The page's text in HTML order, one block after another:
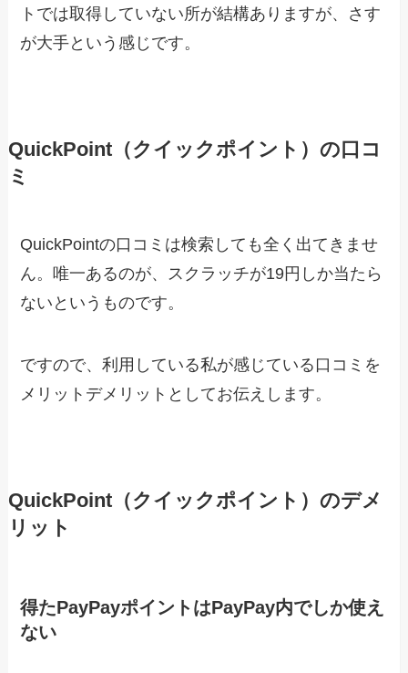
トでは取得していない所が結構ありますが、さす
が大手という感じです。
QuickPoint（クイックポイント）の口コ
ミ
QuickPointの口コミは検索しても全く出てきませ
ん。唯一あるのが、スクラッチが19円しか当たら
ないというものです。
ですので、利用している私が感じている口コミを
メリットデメリットとしてお伝えします。
QuickPoint（クイックポイント）のデメ
リット
得たPayPayポイントはPayPay内でしか使え
ない